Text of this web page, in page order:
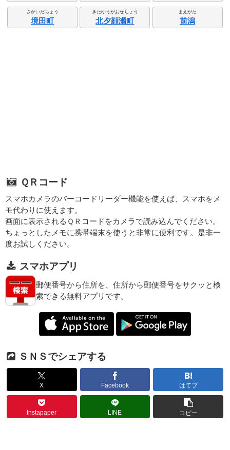
さかいだちょう
境田町
きたゆうがおせちょう
北夕顔瀬町
まえがた
前潟
ＱＲコード
スマホカメラのバーコードリーダー機能を使えば、スマホをメ
モ代わりに使えます。
画面に表示されるＱＲコードをカメラで読み込んでください。
ちょっとしたメモに携帯端末を使うと非常に便利です。是非一
度お試しください。
スマホアプリ
郵便番号から住所を、住所から郵便番号をサクッと検
索できる無料アプリです。
ＳＮＳでシェアする
X Facebook はてブ
Instapaper LINE コピー